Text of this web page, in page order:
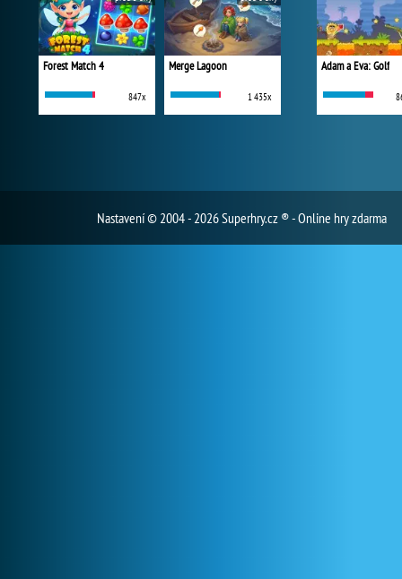
Forest Match 4
847x
Merge Lagoon
1 435x
Adam a Eva: Golf
Nastavení© 2004 - 2026 Superhry.cz ® - Online hry zdarma